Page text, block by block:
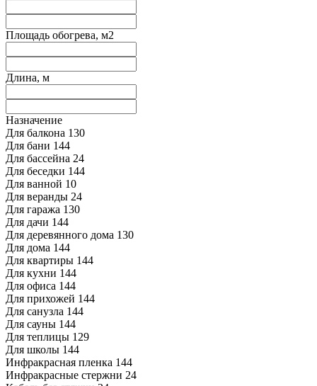
Площадь обогрева, м2
Длина, м
Назначение
Для балкона 130
Для бани 144
Для бассейна 24
Для беседки 144
Для ванной 10
Для веранды 24
Для гаража 130
Для дачи 144
Для деревянного дома 130
Для дома 144
Для квартиры 144
Для кухни 144
Для офиса 144
Для прихожей 144
Для санузла 144
Для сауны 144
Для теплицы 129
Для школы 144
Инфракрасная пленка 144
Инфракрасные стержни 24